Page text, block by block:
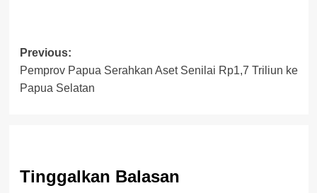
Post
navigation
Previous:
Pemprov Papua Serahkan Aset Senilai Rp1,7 Triliun ke
Papua Selatan
Tinggalkan Balasan